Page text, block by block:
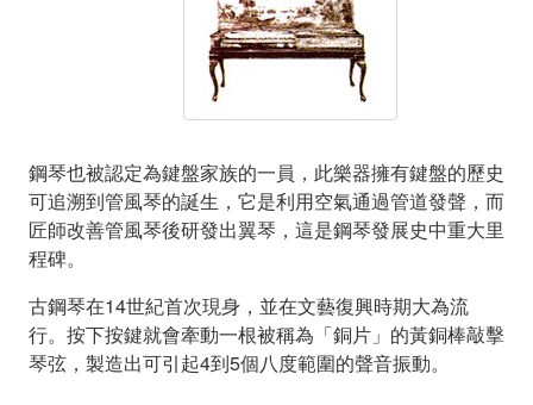
鋼琴也被認定為鍵盤家族的一員，此樂器擁有鍵盤的歷史
可追溯到管風琴的誕生，它是利用空氣通過管道發聲，而
匠師改善管風琴後研發出翼琴，這是鋼琴發展史中重大里
程碑。
古鋼琴在14世紀首次現身，並在文藝復興時期大為流
行。按下按鍵就會牽動一根被稱為「銅片」的黃銅棒敲擊
琴弦，製造出可引起4到5個八度範圍的聲音振動。